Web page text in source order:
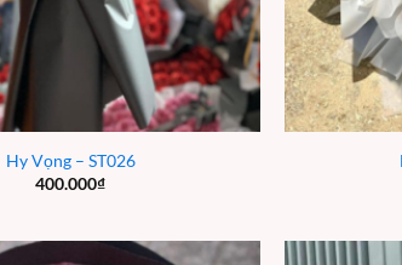
Hy Vọng – ST026
400.000₫